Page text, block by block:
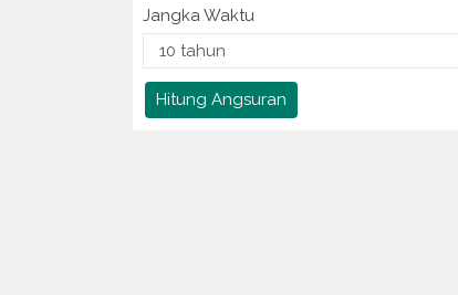
Jangka Waktu
Hitung Angsuran